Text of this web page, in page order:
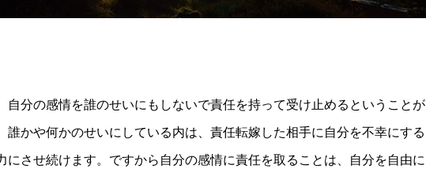
自分の感情を誰のせいにもしないで責任を持って受け止めるということが
誰かや何かのせいにしている内は、責任転嫁した相手に自分を不幸にする
にさせ続けます。ですから自分の感情に責任を取ることは、自分を自由に